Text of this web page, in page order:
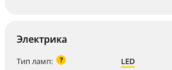
Электрика
Тип ламп: ?
LED